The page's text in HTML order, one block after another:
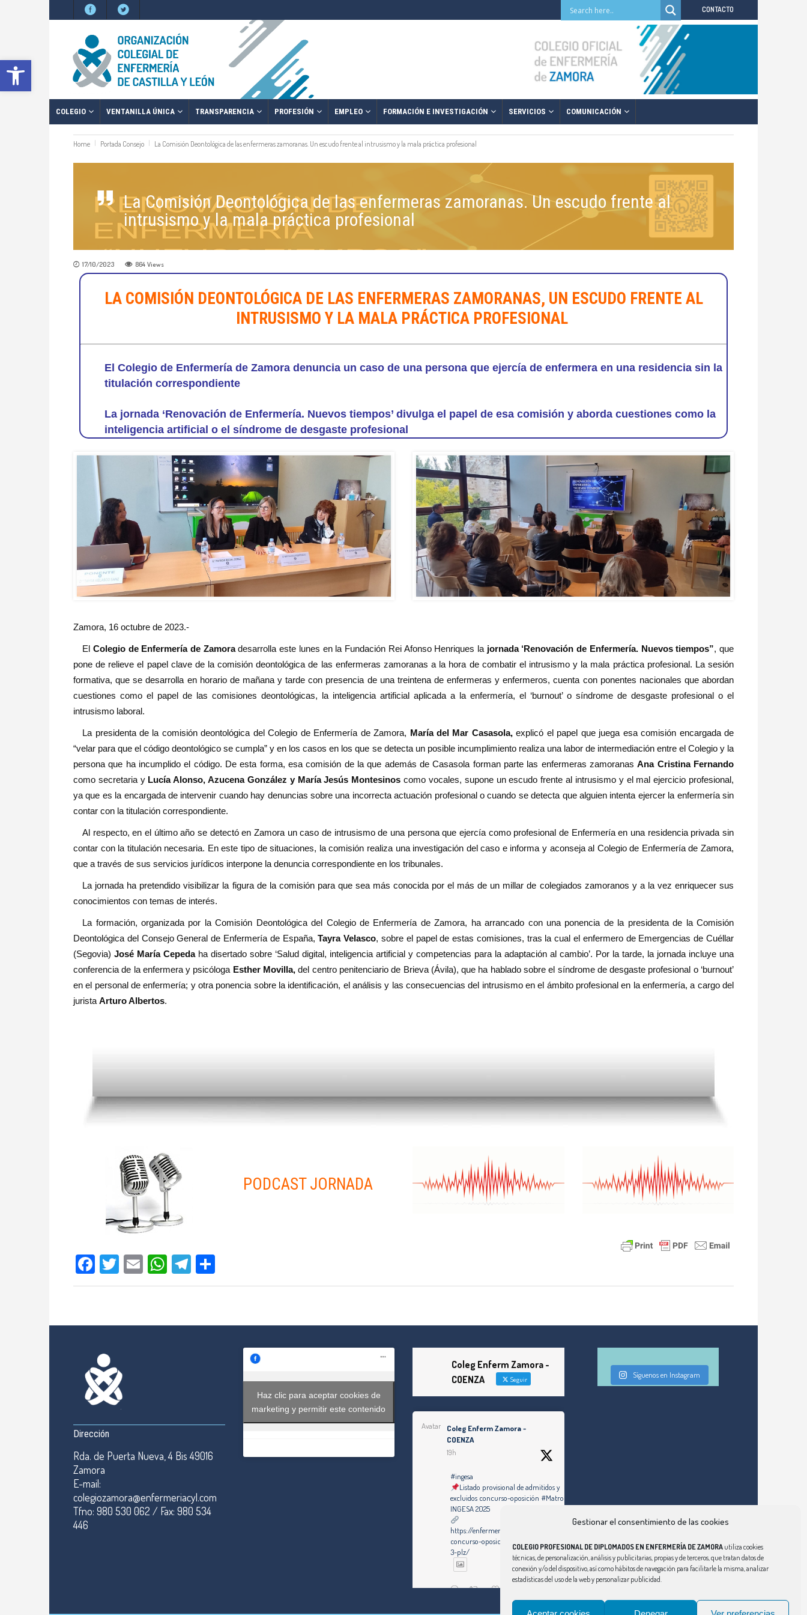
Abrir barra de herramientas
Gestionar el consentimiento de las cookies
COLEGIO PROFESIONAL DE DIPLOMADOS EN ENFERMERÍA DE ZAMORA utiliza cookies
técnicas, de personalización, análisis y publicitarias, propias y de terceros, que tratan datos de
conexión y/o del dispositivo, así como hábitos de navegación para facilitarle la misma, analizar
estadísticas del uso de la web y personalizar publicidad.
CONTACTO
COLEGIO VENTANILLA ÚNICA TRANSPARENCIA PROFESIÓN EMPLEO FORMACIÓN E INVESTIGACIÓN SERVICIOS COMUNICACIÓN
Home Portada Consejo La Comisión Deontológica de las enfermeras zamoranas. Un escudo frente al intrusismo y la mala práctica profesional
La Comisión Deontológica de las enfermeras zamoranas. Un escudo frente al
intrusismo y la mala práctica profesional
17/10/2023 864 Views
LA COMISIÓN DEONTOLÓGICA DE LAS ENFERMERAS ZAMORANAS, UN ESCUDO FRENTE AL
INTRUSISMO Y LA MALA PRÁCTICA PROFESIONAL
El Colegio de Enfermería de Zamora denuncia un caso de una persona que ejercía de enfermera en una residencia sin la
titulación correspondiente
La jornada ‘Renovación de Enfermería. Nuevos tiempos’ divulga el papel de esa comisión y aborda cuestiones como la
inteligencia artificial o el síndrome de desgaste profesional
Zamora, 16 octubre de 2023.-
El Colegio de Enfermería de Zamoradesarrolla este lunes en la Fundación Rei Afonso Henriques lajornada ‘Renovación de Enfermería. Nuevos tiempos”, que
pone de relieve el papel clave de la comisión deontológica de las enfermeras zamoranas a la hora de combatir el intrusismo y la mala práctica profesional. La sesión
formativa, que se desarrolla en horario de mañana y tarde con presencia de una treintena de enfermeras y enfermeros, cuenta con ponentes nacionales que abordan
cuestiones como el papel de las comisiones deontológicas, la inteligencia artificial aplicada a la enfermería, el ‘burnout’ o síndrome de desgaste profesional o el
intrusismo laboral.
La presidenta de la comisión deontológica del Colegio de Enfermería de Zamora, María del Mar Casasola,explicó el papel que juega esa comisión encargada de
“velar para que el código deontológico se cumpla” y en los casos en los que se detecta un posible incumplimiento realiza una labor de intermediación entre el Colegio y la
persona que ha incumplido el código. De esta forma, esa comisión de la que además de Casasola forman parte las enfermeras zamoranasAna Cristina Fernando
como secretaria y Lucía Alonso, Azucena González y María Jesús Montesinos como vocales, supone un escudo frente al intrusismo y el mal ejercicio profesional,
ya que es la encargada de intervenir cuando hay denuncias sobre una incorrecta actuación profesional o cuando se detecta que alguien intenta ejercer la enfermería sin
contar con la titulación correspondiente.
Al respecto, en el último año se detectó en Zamora un caso de intrusismo de una persona que ejercía como profesional de Enfermería en una residencia privada sin
contar con la titulación necesaria. En este tipo de situaciones, la comisión realiza una investigación del caso e informa y aconseja al Colegio de Enfermería de Zamora,
que a través de sus servicios jurídicos interpone la denuncia correspondiente en los tribunales.
La jornada ha pretendido visibilizar la figura de la comisión para que sea más conocida por el más de un millar de colegiados zamoranos y a la vez enriquecer sus
conocimientos con temas de interés.
La formación, organizada por la Comisión Deontológica del Colegio de Enfermería de Zamora, ha arrancado con una ponencia de la presidenta de la Comisión
Deontológica del Consejo General de Enfermería de España,Tayra Velasco, sobre el papel de estas comisiones, tras la cual el enfermero de Emergencias de Cuéllar
(Segovia) José María Cepedaha disertado sobre ‘Salud digital, inteligencia artificial y competencias para la adaptación al cambio’. Por la tarde, la jornada incluye una
conferencia de la enfermera y psicóloga Esther Movilla, del centro penitenciario de Brieva (Ávila), que ha hablado sobre el síndrome de desgaste profesional o ‘burnout’
en el personal de enfermería; y otra ponencia sobre la identificación, el análisis y las consecuencias del intrusismo en el ámbito profesional en la enfermería, a cargo del
jurista Arturo Albertos.
PODCAST JORNADA
Facebook
TwitterEmailWhatsApp
Telegram
Dirección
Rda. de Puerta Nueva, 4 Bis 49016
Zamora
E-mail:
colegiozamora@enfermeriacyl.com
Tfno: 980 530 062 / Fax: 980 534
446
Haz clic para aceptar cookies de
marketing y permitir este contenido
Coleg Enferm Zamora -
COENZA
Seguir
Avatar
Coleg Enferm Zamora -
COENZA
19h
#ingesa
Listado provisional de admitidos y
excluidos concurso-oposición #Matrona
INGESA 2025
https://enfermeriazamora.com/convocatoria-
concurso-oposicion-matrona-ingesa-2025-
3-plz/
Síguenos en Instagram